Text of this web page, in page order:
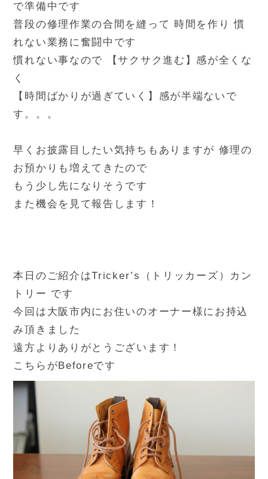
で準備中です
普段の修理作業の合間を縫って 時間を作り 慣
れない業務に奮闘中です
慣れない事なので 【サクサク進む】感が全くな
く
【時間ばかりが過ぎていく】感が半端ないで
す。。。
早くお披露目したい気持ちもありますが 修理の
お預かりも増えてきたので
もう少し先になりそうです
また機会を見て報告します！
本日のご紹介はTricker’s（トリッカーズ）カン
トリー です
今回は大阪市内にお住いのオーナー様にお持込
み頂きました
遠方よりありがとうございます！
こちらがBeforeです